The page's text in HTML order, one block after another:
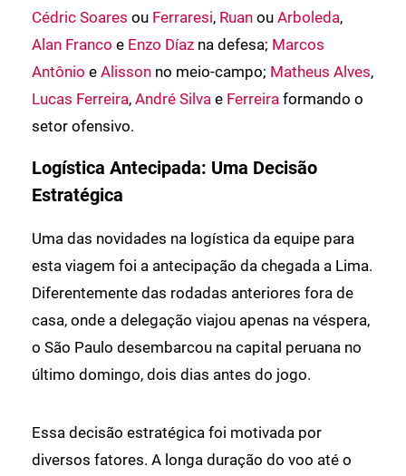
Cédric Soares ou Ferraresi, Ruan ou Arboleda,
Alan Franco e Enzo Díaz na defesa; Marcos
Antônio e Alisson no meio-campo; Matheus Alves,
Lucas Ferreira, André Silva e Ferreira formando o
setor ofensivo.
Logística Antecipada: Uma Decisão
Estratégica
Uma das novidades na logística da equipe para
esta viagem foi a antecipação da chegada a Lima.
Diferentemente das rodadas anteriores fora de
casa, onde a delegação viajou apenas na véspera,
o São Paulo desembarcou na capital peruana no
último domingo, dois dias antes do jogo.
Essa decisão estratégica foi motivada por
diversos fatores. A longa duração do voo até o